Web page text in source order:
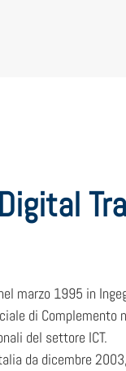
marzo 1995 in
di Complemento
del settore ICT.
da dicembre